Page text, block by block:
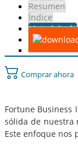
Resumen
Índice
Metodología
Comprar ahora
Fortune Business
sólida de nuestra
Este enfoque nos